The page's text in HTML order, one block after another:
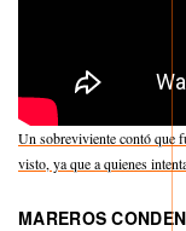
Un sobreviviente contó que
visto, ya que a quienes
MAREROS